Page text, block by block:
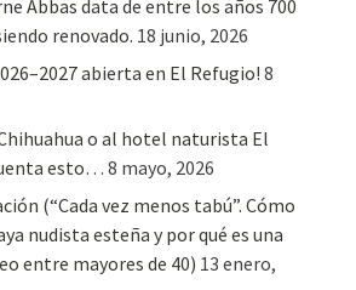
Abbas data de entre los años 700
renovado. 18 junio, 2026
abierta en El Refugio! 8
o al hotel naturista El
esto… 8 mayo, 2026
(“Cada vez menos tabú”. Cómo
nudista esteña y por qué es una
entre mayores de 40) 13 enero,